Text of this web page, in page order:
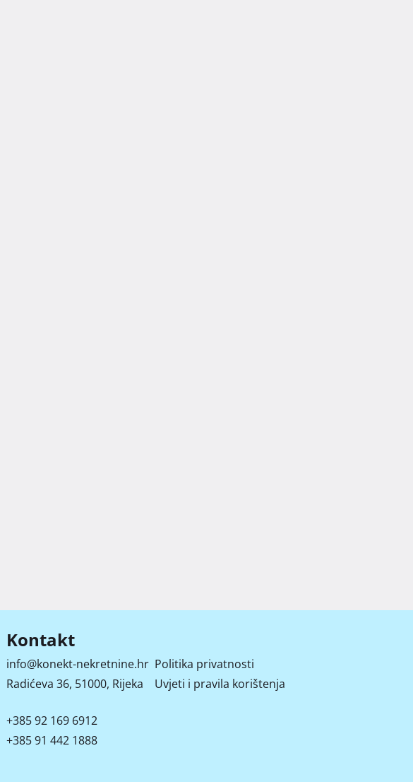
Kontakt
info@konekt-nekretnine.hr
Radićeva 36, 51000, Rijeka
+385 92 169 6912
+385 91 442 1888
Politika privatnosti
Uvjeti i pravila korištenja